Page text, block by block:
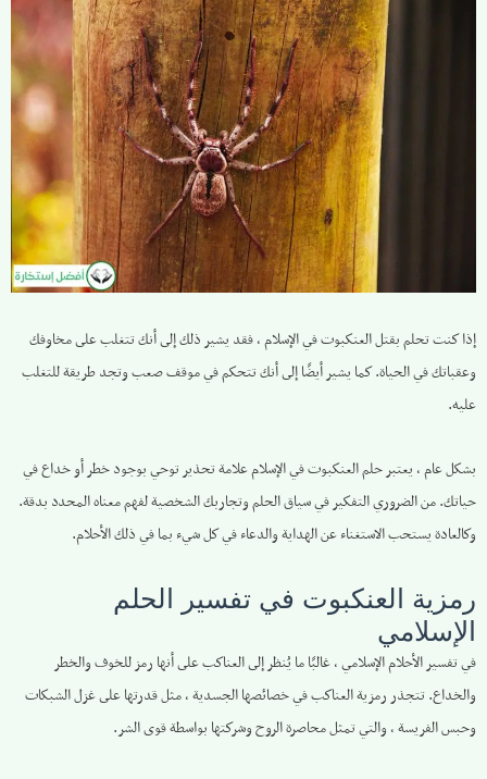
إذا كنت تحلم بقتل العنكبوت في الإسلام ، فقد يشير ذلك إلى أنك تتغلب على مخاوفك
وعقباتك في الحياة. كما يشير أيضًا إلى أنك تتحكم في موقف صعب وتجد طريقة للتغلب
عليه.
بشكل عام ، يعتبر حلم العنكبوت في الإسلام علامة تحذير توحي بوجود خطر أو خداع في
حياتك. من الضروري التفكير في سياق الحلم وتجاربك الشخصية لفهم معناه المحدد بدقة.
وكالعادة يستحب الاستغناء عن الهداية والدعاء في كل شيء بما في ذلك الأحلام.
رمزية العنكبوت في تفسير الحلم
الإسلامي
في تفسير الأحلام الإسلامي ، غالبًا ما يُنظر إلى العناكب على أنها رمز للخوف والخطر
والخداع. تتجذر رمزية العناكب في خصائصها الجسدية ، مثل قدرتها على غزل الشبكات
وحبس الفريسة ، والتي تمثل محاصرة الروح وشركتها بواسطة قوى الشر.